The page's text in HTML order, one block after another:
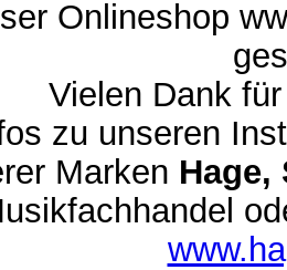
Onlineshop
Vielen Dank
zu unseren
Marken Hage,